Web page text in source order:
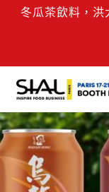
冬瓜茶飲料，洪